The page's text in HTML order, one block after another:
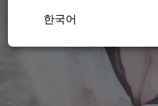
한국어